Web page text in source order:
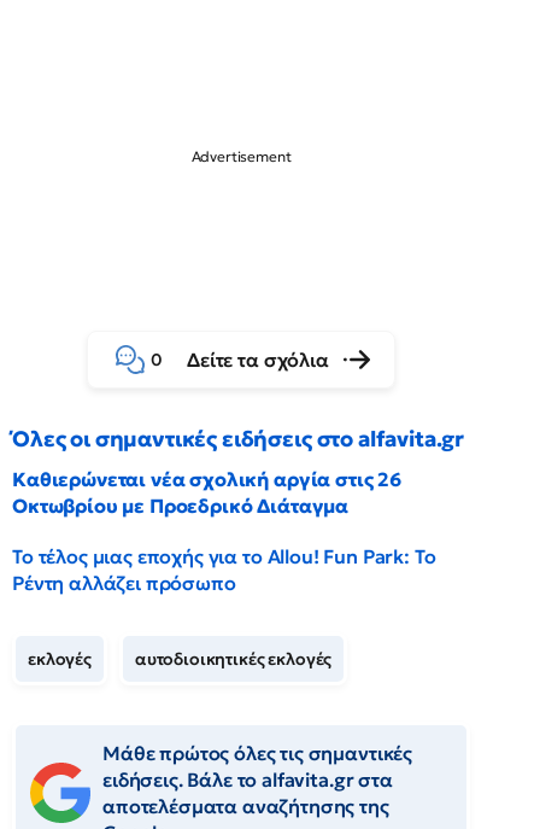
0 Δείτε τα σχόλια
Όλες οι σημαντικές ειδήσεις στο alfavita.gr
Καθιερώνεται νέα σχολική αργία στις 26
Οκτωβρίου με Προεδρικό Διάταγμα
Το τέλος μιας εποχής για το Allou! Fun Park: Το
Ρέντη αλλάζει πρόσωπο
εκλογές αυτοδιοικητικές εκλογές
Μάθε πρώτος όλες τις σημαντικές
ειδήσεις. Βάλε το alfavita.gr στα
αποτελέσματα αναζήτησης της